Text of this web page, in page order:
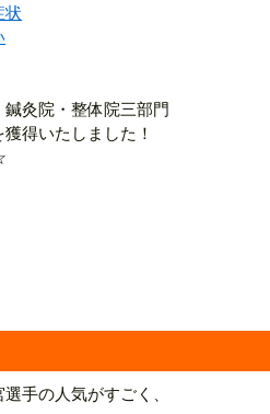
状
鍼灸院・整体院三部門
得いたしました！
手の人気がすごく、